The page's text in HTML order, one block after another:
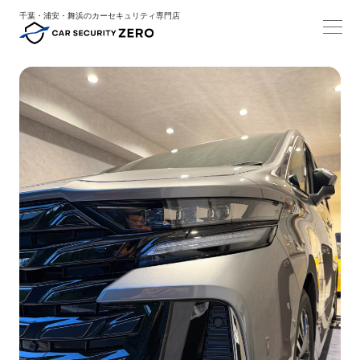
千葉・浦安・舞浜のカーセキュリティ専門店